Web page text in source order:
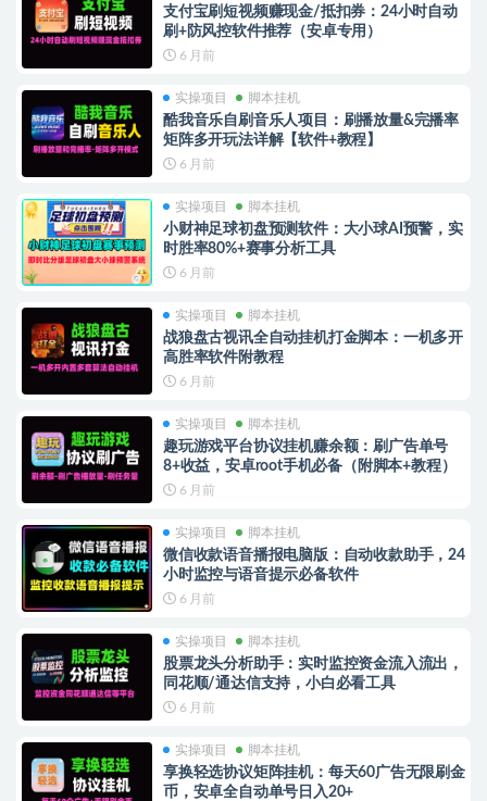
支付宝刷短视频赚现金/抵扣券：24小时自动
刷+防风控软件推荐（安卓专用）
6 月前
实操项目 脚本挂机
酷我音乐自刷音乐人项目：刷播放量&完播率
矩阵多开玩法详解【软件+教程】
6 月前
实操项目 脚本挂机
小财神足球初盘预测软件：大小球AI预警，实
时胜率80%+赛事分析工具
6 月前
实操项目 脚本挂机
战狼盘古视讯全自动挂机打金脚本：一机多开
高胜率软件附教程
6 月前
实操项目 脚本挂机
趣玩游戏平台协议挂机赚余额：刷广告单号
8+收益，安卓root手机必备（附脚本+教程）
6 月前
实操项目 脚本挂机
微信收款语音播报电脑版：自动收款助手，24
小时监控与语音提示必备软件
6 月前
实操项目 脚本挂机
股票龙头分析助手：实时监控资金流入流出，
同花顺/通达信支持，小白必看工具
6 月前
实操项目 脚本挂机
享换轻选协议矩阵挂机：每天60广告无限刷金
币，安卓全自动单号日入20+